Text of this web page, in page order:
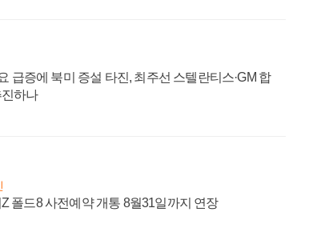
급증에 북미 증설 타진, 최주선 스텔란티스·GM 합
하나
폴드8 사전예약 개통 8월31일까지 연장